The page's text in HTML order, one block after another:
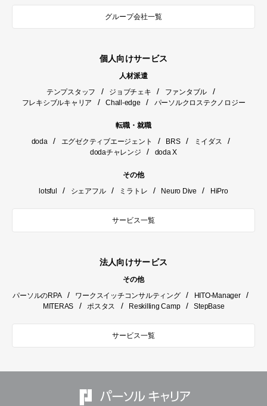
グループ会社一覧
個人向けサービス
人材派遣
テンプスタッフ
/ ジョブチェキ / ファンタブル /
フレキシブルキャリア / Chall-edge / パーソルクロステクノロジー
転職・就職
doda
/ エグゼクティブエージェント / BRS / ミイダス /
dodaチャレンジ / doda X
その他
lotsful
/ シェアフル / ミラトレ / Neuro Dive / HiPro
サービス一覧
法人向けサービス
その他
パーソルのRPA
/ ワークスイッチコンサルティング / HITO-Manager /
MITERAS / ポスタス / Reskilling Camp / StepBase
サービス一覧